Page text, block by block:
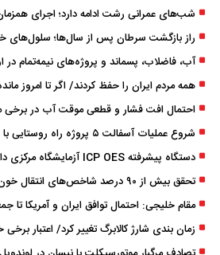
احتمال افت فشار و قطعی موقت آب در برخی
مقام خلیجی: احتمال توافق ایران و آمریکا تا جمعه 50 درصد